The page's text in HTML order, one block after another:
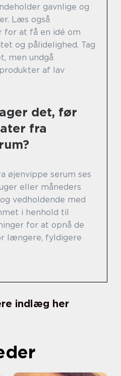
gavnlige og
Læs også
for at få en idé om
og pålidelighed. Tag
men undgå
af lav
det, før
fra
øjenvippe serum ses
eller måneders
vedholdende med
i henhold til
for at opnå de
længere, fyldigere
indlæg her